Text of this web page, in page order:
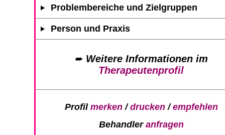
Problembereiche und Zielgruppen
Person und Praxis
➨ Weitere Informationen im
Therapeutenprofil
Profil merken/drucken/empfehlen
Behandler anfragen